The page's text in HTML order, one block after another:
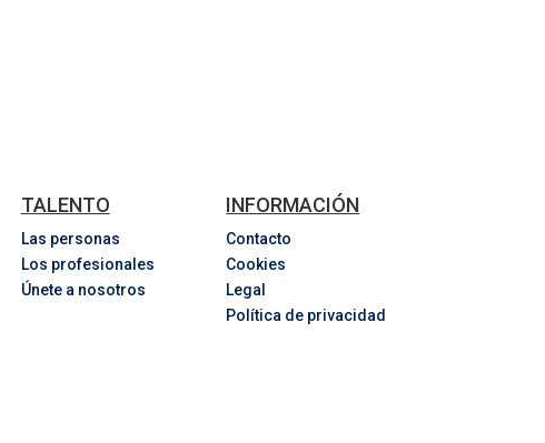
TALENTO
Las personas
Los profesionales
Únete a nosotros
INFORMACIÓN
Contacto
Cookies
Legal
Política de privacidad